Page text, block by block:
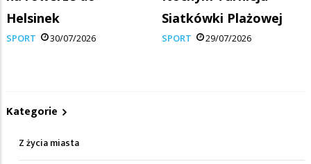
Helsinek
SPORT 30/07/2026
Siatkówki Plażowej
SPORT 29/07/2026
Kategorie
Z życia miasta